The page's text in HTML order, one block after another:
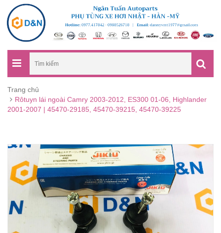
Trang chủ
Rôtuyn lái ngoài Camry 2003-2012, ES300 01-06, Highlander
2001-2007 | 45470-29185, 45470-39215, 45470-39225